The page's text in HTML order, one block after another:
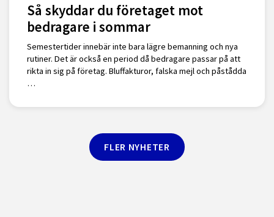
Så skyddar du företaget mot
bedragare i sommar
Semestertider innebär inte bara lägre bemanning och nya
rutiner. Det är också en period då bedragare passar på att
rikta in sig på företag. Bluffakturor, falska mejl och påstådda
…
FLER NYHETER